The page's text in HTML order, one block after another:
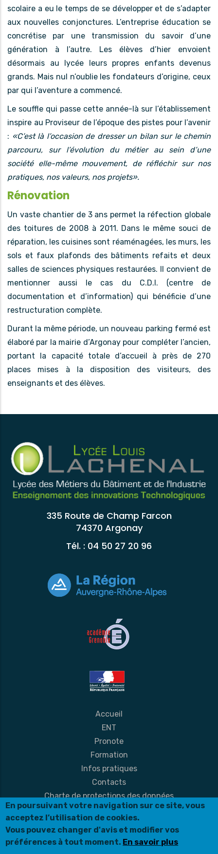
scolaire a eu le temps de se développer et de s’adapter
aux nouvelles conjonctures. L’entreprise éducation se
concrétise par une transmission du savoir d’une
génération à l’autre. Les élèves d’hier envoient
désormais au lycée leurs propres enfants devenus
grands. Mais nul n’oublie les fondateurs d’origine, ceux
par qui l’aventure a commencé.
Le souffle qui passe cette année-là sur l’établissement
inspire au Proviseur de l’époque des pistes pour l’avenir
: «C’est là l’occasion de dresser un bilan sur le chemin
parcouru, sur l’évolution du métier au sein d’une
société elle-même mouvement, de réfléchir sur nos
pratiques, nos valeurs, nos projets».
Rénovation
Un vaste chantier de 3 ans permet la réfection globale
des toitures de 2008 à 2011. Dans le même souci de
réparation, les cuisines sont réaménagées, les murs, les
sols et faux plafonds des bâtiments refaits et deux
salles de sciences physiques restaurées. Il convient de
mentionner aussi le cas du C.D.I. (centre de
documentation et d’information) qui bénéficie d’une
restructuration complète.
Durant la même période, un nouveau parking fermé est
élaboré par la mairie d’Argonay pour compléter l’ancien,
portant la capacité totale d’accueil à près de 270
places mises à la disposition des visiteurs, des
enseignants et des élèves.
335 Route de Champ Farcon
74370 Argonay
Tél. : 04 50 27 20 96
Accueil
ENT
Pronote
Formation
Infos pratiques
Contacts
Charte de protections des données
Mentions légales
© Création site internet
En poursuivant votre navigation sur ce site, vous
acceptez l’utilisation de cookies.
Vous pouvez changer d'avis et modifier vos
préférences à tout moment. En savoir plus